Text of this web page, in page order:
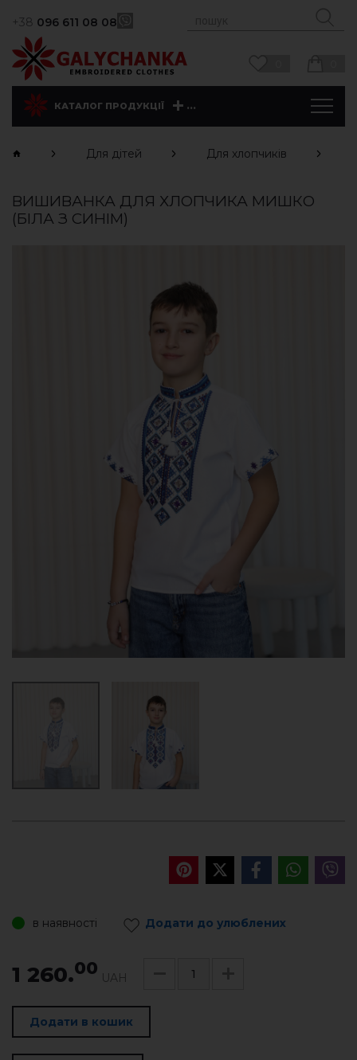
+38 096 611 08 08
КАТАЛОГ ПРОДУКЦІЇ ...
Для дітей Для хлопчиків
ВИШИВАНКА ДЛЯ ХЛОПЧИКА МИШКО
(БІЛА З СИНІМ)
в наявності Додати до улюблених
1 260.00 UAH
Додати в кошик